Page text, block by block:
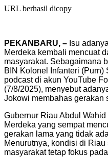
URL berhasil dicopy
PEKANBARU, – Isu
Merdeka kembali mencuat
masyarakat. Sebagaimana
BIN Kolonel Infanteri
podcast di akun YouTube
(7/8/2025), menyebut
Jokowi membahas gerakan
Gubernur Riau Abdul
Merdeka yang sempat
gerakan lama yang tidak
Menurutnya, kondisi di
masyarakat tetap fokus